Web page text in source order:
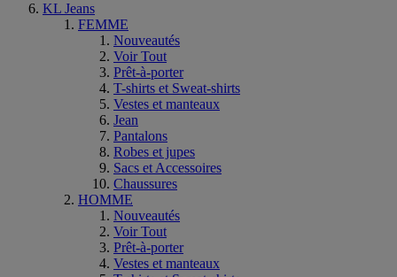
KL Jeans
FEMME
Nouveautés
Voir Tout
Prêt-à-porter
T-shirts et Sweat-shirts
Vestes et manteaux
Jean
Pantalons
Robes et jupes
Sacs et Accessoires
Chaussures
HOMME
Nouveautés
Voir Tout
Prêt-à-porter
Vestes et manteaux